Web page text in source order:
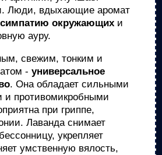
Люди, вдыхающие аромат
окружающих и
ауру.
свежим, тонким и
- универсальное
. Она обладает сильными
и противомикробными
при гриппе,
Лаванда снимает
укрепляет
умственную вялость,